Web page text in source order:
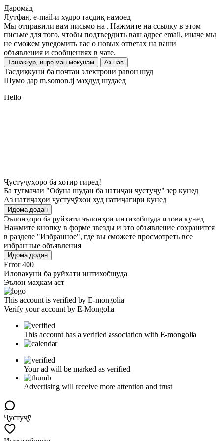
Даромад
Лутфан, e-mail-и худро тасдиқ намоед
Мы отправили вам письмо на . Нажмите на ссылку в этом
письме для того, чтобы подтвердить ваш адрес email, иначе мы
не сможем уведомить вас о новых ответах на ваши
объявления и сообщениях в чате.
Ташаккур, инро ман мекунам Аз нав
Тасдиқкунӣ ба почтаи электронӣ равон шуд
Шумо дар m.somon.tj маҳдуд шудаед
Hello
Ҷустуҷӯҳоро ба хотир гиред!
Ба тугмачаи "Обуна шудан ба натиҷаи ҷустуҷӯ" зер кунед
Аз натиҷаҳои ҷустуҷӯҳои худ натиҷагирӣ кунед
Идома додан
Эълонҳоро ба рӯйхати эълонҳои интихобшуда илова кунед
Нажмите кнопку в форме звезды и это объявление сохранится
в разделе "Избранное", где вы сможете просмотреть все
избранные объявления
Идома додан
Error 400
Иловакунӣ ба руйхати интихобшуда
Эълон маҳкам аст
This account is verified by E-mongolia
Verify your account by E-Mongolia
This account has a verified association with E-mongolia
Your ad will be marked as verified
Advertising will receive more attention and trust
Ҷустуҷӯ